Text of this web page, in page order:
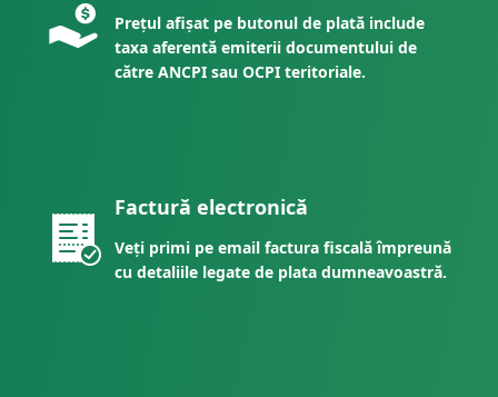
Prețul afișat pe butonul de plată include
taxa aferentă emiterii documentului de
către ANCPI sau OCPI teritoriale.
Factură electronică
Veți primi pe email factura fiscală împreună
cu detaliile legate de plata dumneavoastră.